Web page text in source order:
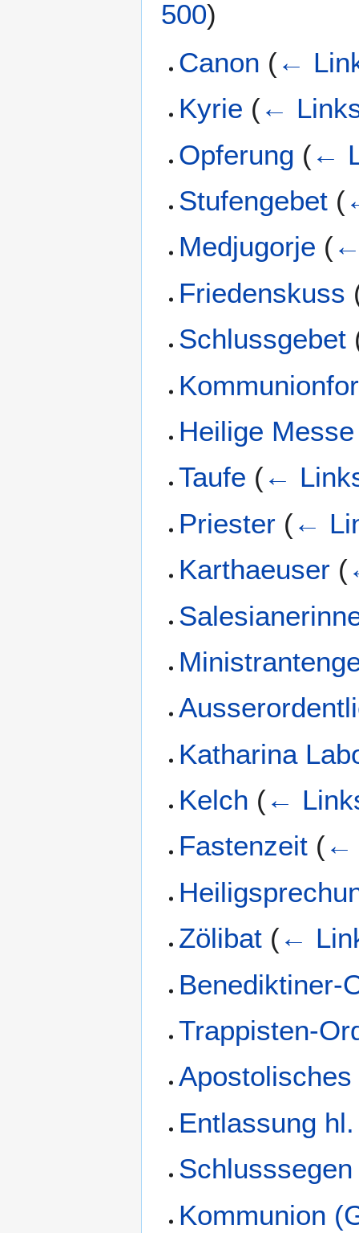
500)
Canon (←
Kyrie (←
Opferung (←
Stufengebet (
Medjugorje (
Friedenskuss
Schlussgebet
Heilige Messe
Taufe (←
Priester (←
Karthaeuser (
Katharina
Kelch (←
Fastenzeit (←
Zölibat (←
Benediktiner-
Trappisten-
Entlassung
Schlusssegen
Kommunion